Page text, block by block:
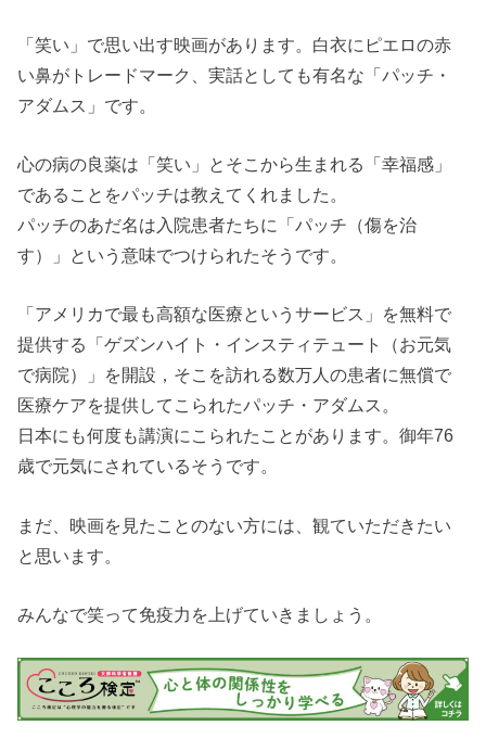
「笑い」で思い出す映画があります。白衣にピエロの赤
い鼻がトレードマーク、実話としても有名な「パッチ・
アダムス」です。
心の病の良薬は「笑い」とそこから生まれる「幸福感」
であることをパッチは教えてくれました。
パッチのあだ名は入院患者たちに「パッチ（傷を治
す）」という意味でつけられたそうです。
「アメリカで最も高額な医療というサービス」を無料で
提供する「ゲズンハイト・インスティテュート（お元気
で病院）」を開設，そこを訪れる数万人の患者に無償で
医療ケアを提供してこられたパッチ・アダムス。
日本にも何度も講演にこられたことがあります。御年76
歳で元気にされているそうです。
まだ、映画を見たことのない方には、観ていただきたい
と思います。
みんなで笑って免疫力を上げていきましょう。